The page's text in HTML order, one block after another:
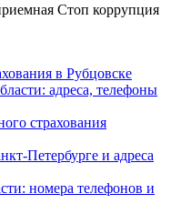
Стоп коррупция
в Рубцовске
адреса, телефоны
страхования
Петербурге и адреса
номера телефонов и